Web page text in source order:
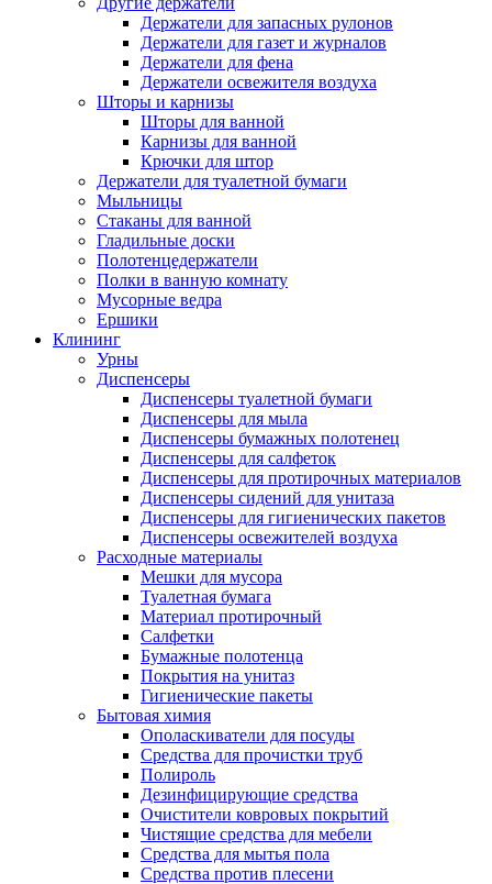
Держатели для запасных рулонов
Держатели для газет и журналов
Держатели для фена
Держатели освежителя воздуха
Шторы и карнизы
Шторы для ванной
Карнизы для ванной
Крючки для штор
Держатели для туалетной бумаги
Мыльницы
Стаканы для ванной
Гладильные доски
Полотенцедержатели
Полки в ванную комнату
Мусорные ведра
Ершики
Клининг
Урны
Диспенсеры
Диспенсеры туалетной бумаги
Диспенсеры для мыла
Диспенсеры бумажных полотенец
Диспенсеры для салфеток
Диспенсеры для протирочных материалов
Диспенсеры сидений для унитаза
Диспенсеры для гигиенических пакетов
Диспенсеры освежителей воздуха
Расходные материалы
Мешки для мусора
Туалетная бумага
Материал протирочный
Салфетки
Бумажные полотенца
Покрытия на унитаз
Гигиенические пакеты
Бытовая химия
Ополаскиватели для посуды
Средства для прочистки труб
Полироль
Дезинфицирующие средства
Очистители ковровых покрытий
Чистящие средства для мебели
Средства для мытья пола
Средства против плесени